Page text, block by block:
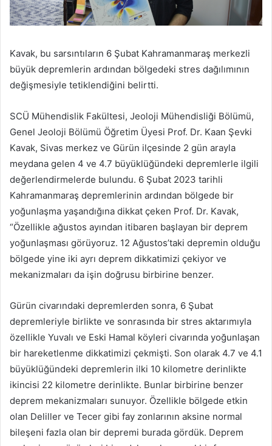
Kavak, bu sarsıntıların 6 Şubat Kahramanmaraş merkezli
büyük depremlerin ardından bölgedeki stres dağılımının
değişmesiyle tetiklendiğini belirtti.
SCÜ Mühendislik Fakültesi, Jeoloji Mühendisliği Bölümü,
Genel Jeoloji Bölümü Öğretim Üyesi Prof. Dr. Kaan Şevki
Kavak, Sivas merkez ve Gürün ilçesinde 2 gün arayla
meydana gelen 4 ve 4.7 büyüklüğündeki depremlerle ilgili
değerlendirmelerde bulundu. 6 Şubat 2023 tarihli
Kahramanmaraş depremlerinin ardından bölgede bir
yoğunlaşma yaşandığına dikkat çeken Prof. Dr. Kavak,
“Özellikle ağustos ayından itibaren başlayan bir deprem
yoğunlaşması görüyoruz. 12 Ağustos’taki depremin olduğu
bölgede yine iki ayrı deprem dikkatimizi çekiyor ve
mekanizmaları da işin doğrusu birbirine benzer.
Gürün civarındaki depremlerden sonra, 6 Şubat
depremleriyle birlikte ve sonrasında bir stres aktarımıyla
özellikle Yuvalı ve Eski Hamal köyleri civarında yoğunlaşan
bir hareketlenme dikkatimizi çekmişti. Son olarak 4.7 ve 4.1
büyüklüğündeki depremlerin ilki 10 kilometre derinlikte
ikincisi 22 kilometre derinlikte. Bunlar birbirine benzer
deprem mekanizmaları sunuyor. Özellikle bölgede etkin
olan Deliller ve Tecer gibi fay zonlarının aksine normal
bileşeni fazla olan bir depremi burada gördük. Deprem